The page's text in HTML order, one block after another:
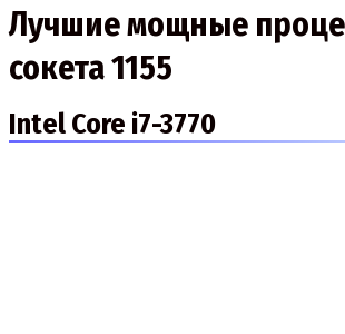
Лучшие мощные
сокета 1155
Intel Core i7-3770